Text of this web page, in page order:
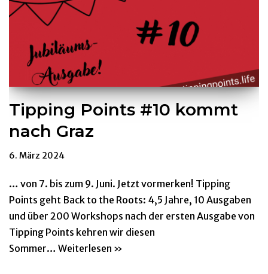
Tipping Points #10 kommt
nach Graz
6. März 2024
… von 7. bis zum 9. Juni. Jetzt vormerken! Tipping
Points geht Back to the Roots: 4,5 Jahre, 10 Ausgaben
und über 200 Workshops nach der ersten Ausgabe von
Tipping Points kehren wir diesen
Sommer… Weiterlesen »